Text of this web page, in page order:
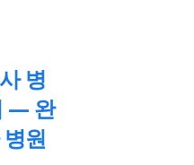
병
— 완
원